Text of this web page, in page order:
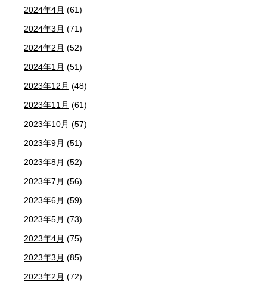
2024年4月 (61)
2024年3月 (71)
2024年2月 (52)
2024年1月 (51)
2023年12月 (48)
2023年11月 (61)
2023年10月 (57)
2023年9月 (51)
2023年8月 (52)
2023年7月 (56)
2023年6月 (59)
2023年5月 (73)
2023年4月 (75)
2023年3月 (85)
2023年2月 (72)